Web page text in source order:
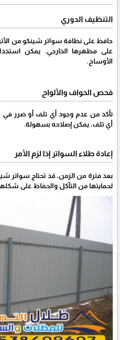
التنظيف الدوري
حافظ على نظافة سواتر شينكو من
على مظهرها الخارجي. يمكن
الأوساخ.
فحص الحواف والألواح
تأكد من عدم وجود أي تلف أو ضرر في
أي تلف، يمكن إصلاحه بسهولة.
إعادة طلاء السواتر إذا لزم الأمر
بعد فترة من الزمن، قد تحتاج سواتر
لحمايتها من التآكل والحفاظ على